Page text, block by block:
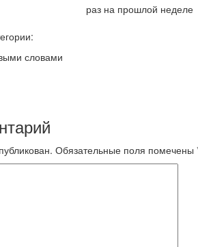
раз на прошлой неделе
словами
Обязательные поля помечены